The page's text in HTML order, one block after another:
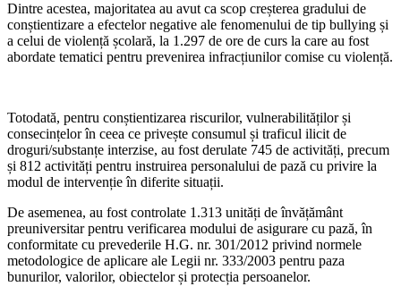
Dintre acestea, majoritatea au avut ca scop creșterea gradului de
conștientizare a efectelor negative ale fenomenului de tip bullying și
a celui de violență școlară, la 1.297 de ore de curs la care au fost
abordate tematici pentru prevenirea infracțiunilor comise cu violență.
Totodată, pentru conștientizarea riscurilor, vulnerabilităților și
consecințelor în ceea ce privește consumul și traficul ilicit de
droguri/substanțe interzise, au fost derulate 745 de activități, precum
și 812 activități pentru instruirea personalului de pază cu privire la
modul de intervenție în diferite situații.
De asemenea, au fost controlate 1.313 unități de învățământ
preuniversitar pentru verificarea modului de asigurare cu pază, în
conformitate cu prevederile H.G. nr. 301/2012 privind normele
metodologice de aplicare ale Legii nr. 333/2003 pentru paza
bunurilor, valorilor, obiectelor și protecția persoanelor.